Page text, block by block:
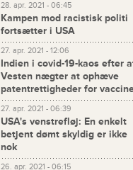
28. apr. 2021 - 06:45
Kampen mod racistisk politi
fortsætter i USA
27. apr. 2021 - 12:06
Indien i covid-19-kaos efter
Vesten nægter at ophæve
patentrettigheder for
27. apr. 2021 - 06:39
USA's venstrefløj: En enkelt
betjent dømt skyldig er ikke
nok
26. apr. 2021 - 06:15